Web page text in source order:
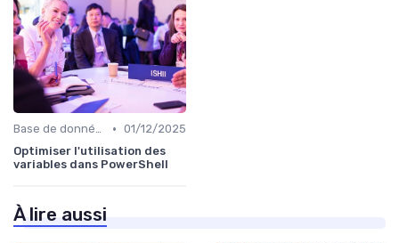
Base de données • 01/12/2025
Optimiser l'utilisation des
variables dans PowerShell
À lire aussi